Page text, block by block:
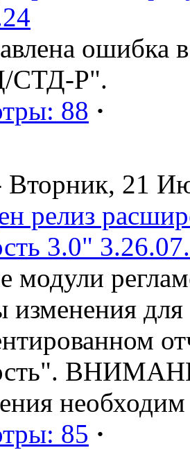
ошибка
СТД-Р".
88 ·
Вторник, 21
релиз
3.0"
модули
изменения
необходим
85 ·